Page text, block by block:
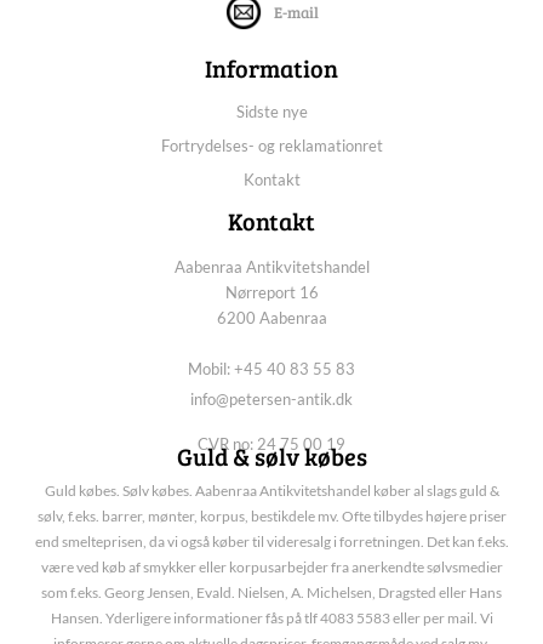
E-mail
Information
Sidste nye
Fortrydelses- og reklamationret
Kontakt
Kontakt
Aabenraa Antikvitetshandel
Nørreport 16
6200 Aabenraa
Mobil: +45 40 83 55 83
info@petersen-antik.dk
CVR no: 24 75 00 19
Guld & sølv købes
Guld købes. Sølv købes. Aabenraa Antikvitetshandel køber al slags guld &
sølv, f.eks. barrer, mønter, korpus, bestikdele mv. Ofte tilbydes højere priser
end smelteprisen, da vi også køber til videresalg i forretningen. Det kan f.eks.
være ved køb af smykker eller korpusarbejder fra anerkendte sølvsmedier
som f.eks. Georg Jensen, Evald. Nielsen, A. Michelsen, Dragsted eller Hans
Hansen. Yderligere informationer fås på tlf 4083 5583 eller per mail. Vi